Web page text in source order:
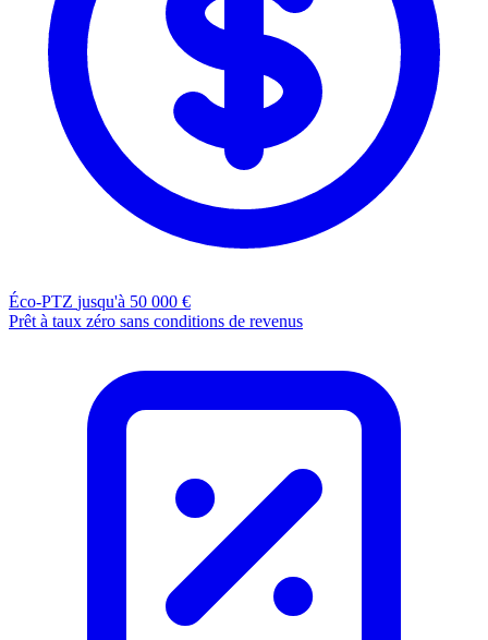
Éco-PTZ jusqu'à 50 000 €
Prêt à taux zéro sans conditions de revenus